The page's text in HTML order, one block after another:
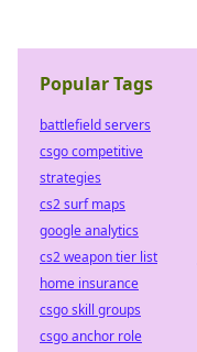
Popular Tags
battlefield servers
csgo competitive
strategies
cs2 surf maps
google analytics
cs2 weapon tier list
home insurance
csgo skill groups
csgo anchor role